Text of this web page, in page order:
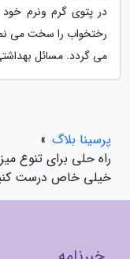
در پتوی گرم ونرم خود
رختخواب را سخت می
می گردد. مسائل
پرسینا بلاگ »
راه حلی برای تنوع
خیلی خاص درست